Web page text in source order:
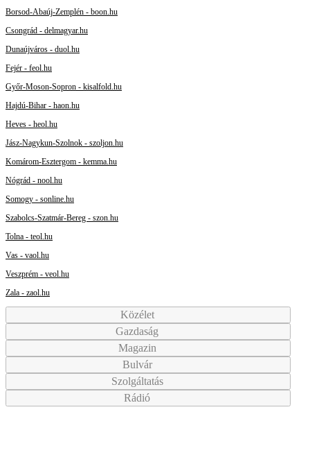
Borsod-Abaúj-Zemplén - boon.hu
Csongrád - delmagyar.hu
Dunaújváros - duol.hu
Fejér - feol.hu
Győr-Moson-Sopron - kisalfold.hu
Hajdú-Bihar - haon.hu
Heves - heol.hu
Jász-Nagykun-Szolnok - szoljon.hu
Komárom-Esztergom - kemma.hu
Nógrád - nool.hu
Somogy - sonline.hu
Szabolcs-Szatmár-Bereg - szon.hu
Tolna - teol.hu
Vas - vaol.hu
Veszprém - veol.hu
Zala - zaol.hu
Közélet
Gazdaság
Magazin
Bulvár
Szolgáltatás
Rádió